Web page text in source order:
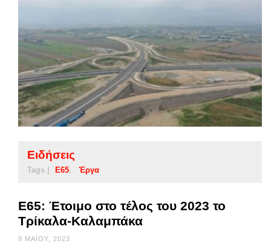
Ειδήσεις
Tags | Ε65 Έργα
Ε65: Έτοιμο στο τέλος του 2023 το
Τρίκαλα-Καλαμπάκα
9 ΜΑΪ́ΟΥ, 2023